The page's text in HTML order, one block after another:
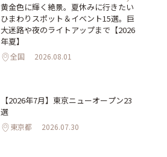
黄金色に輝く絶景。夏休みに行きたい
ひまわりスポット＆イベント15選。巨
大迷路や夜のライトアップまで【2026
年夏】
全国 2026.08.01
【2026年7月】東京ニューオープン23
選
東京都 2026.07.30